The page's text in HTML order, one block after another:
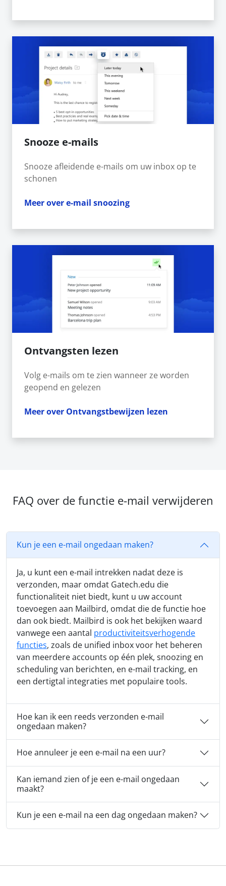
Snooze e-mails
Snooze afleidende e-mails om uw inbox op te
schonen
Meer over e-mail snoozing
Ontvangsten lezen
Volg e-mails om te zien wanneer ze worden
geopend en gelezen
Meer over Ontvangstbewijzen lezen
FAQ over de functie e-mail verwijderen
Kun je een e-mail ongedaan maken?
Ja, u kunt een e-mail intrekken nadat deze is
verzonden, maar omdat Gatech.edu die
functionaliteit niet biedt, kunt u uw account
toevoegen aan Mailbird, omdat die de functie hoe
dan ook biedt. Mailbird is ook het bekijken waard
vanwege een aantal productiviteitsverhogende
functies, zoals de unified inbox voor het beheren
van meerdere accounts op één plek, snoozing en
scheduling van berichten, en e-mail tracking, en
een dertigtal integraties met populaire tools.
Hoe kan ik een reeds verzonden e-mail
ongedaan maken?
Hoe annuleer je een e-mail na een uur?
Kan iemand zien of je een e-mail ongedaan
maakt?
Kun je een e-mail na een dag ongedaan maken?